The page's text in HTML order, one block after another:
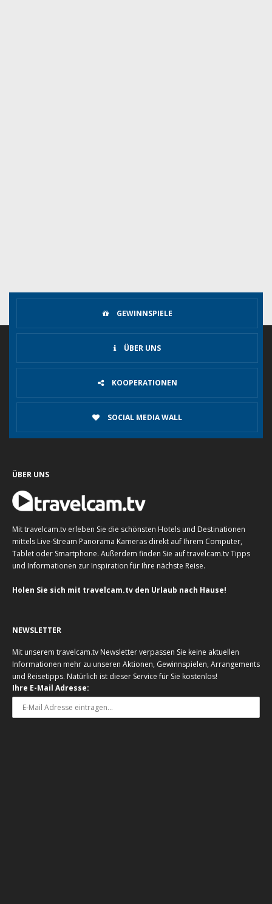
GEWINNSPIELE
ÜBER UNS
KOOPERATIONEN
SOCIAL MEDIA WALL
ÜBER UNS
Mit travelcam.tv erleben Sie die schönsten Hotels und Destinationen
mittels Live-Stream Panorama Kameras direkt auf Ihrem Computer,
Tablet oder Smartphone. Außerdem finden Sie auf travelcam.tv Tipps
und Informationen zur Inspiration für Ihre nächste Reise.
Holen Sie sich mit travelcam.tv den Urlaub nach Hause!
NEWSLETTER
Mit unserem travelcam.tv Newsletter verpassen Sie keine aktuellen
Informationen mehr zu unseren Aktionen, Gewinnspielen, Arrangements
und Reisetipps. Natürlich ist dieser Service für Sie kostenlos!
Ihre E-Mail Adresse: